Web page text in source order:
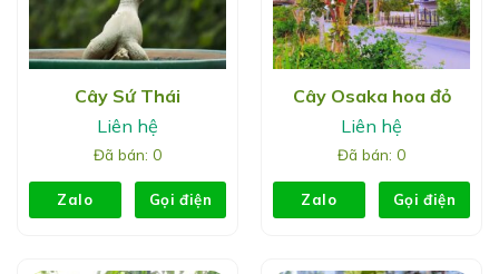
Cây Sứ Thái
Liên hệ
Đã bán: 0
Zalo Gọi điện
Cây Osaka hoa đỏ
Liên hệ
Đã bán: 0
Zalo Gọi điện